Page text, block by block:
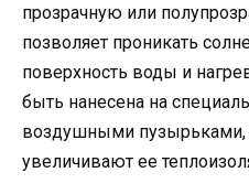
прозрачную или
позволяет проникать
поверхность воды и
быть нанесена на
воздушными
увеличивают ее